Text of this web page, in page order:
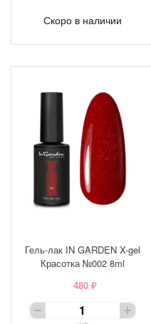
Скоро в наличии
Гель-лак IN GARDEN X-gel
Красотка №002 8ml
480 ₽